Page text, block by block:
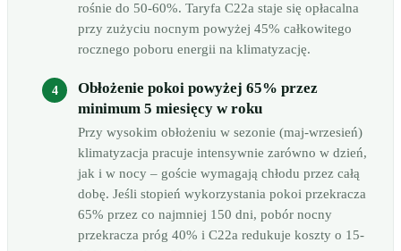
rośnie do 50-60%. Taryfa C22a staje się opłacalna
przy zużyciu nocnym powyżej 45% całkowitego
rocznego poboru energii na klimatyzację.
Obłożenie pokoi powyżej 65% przez
minimum 5 miesięcy w roku
Przy wysokim obłożeniu w sezonie (maj-wrzesień)
klimatyzacja pracuje intensywnie zarówno w dzień,
jak i w nocy – goście wymagają chłodu przez całą
dobę. Jeśli stopień wykorzystania pokoi przekracza
65% przez co najmniej 150 dni, pobór nocny
przekracza próg 40% i C22a redukuje koszty o 15-